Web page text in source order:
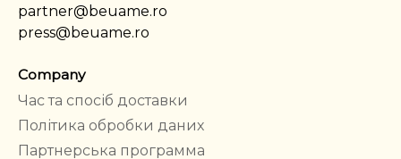
partner@beuame.ro
press@beuame.ro
Company
Час та спосіб доставки
Політика обробки даних
Партнерська программа